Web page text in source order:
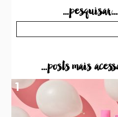
...pesquisar...
...posts mais
1